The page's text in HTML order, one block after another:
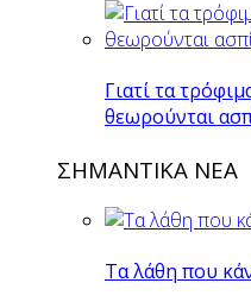
Γιατί τα
θεωρούνται
ΣΗΜΑΝΤΙΚΑ ΝΕΑ
Τα λάθη που